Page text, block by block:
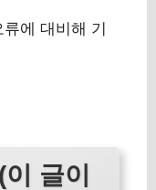
에 대비해 기
글이